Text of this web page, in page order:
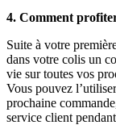
4. Comment
Suite à votre
dans votre colis un
vie sur toutes vos
Vous pouvez
prochaine
service client